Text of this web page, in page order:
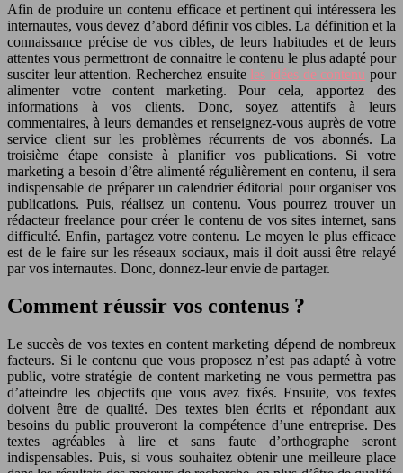
Afin de produire un contenu efficace et pertinent qui intéressera les
internautes, vous devez d’abord définir vos cibles. La définition et la
connaissance précise de vos cibles, de leurs habitudes et de leurs
attentes vous permettront de connaitre le contenu le plus adapté pour
susciter leur attention. Recherchez ensuite les idées de contenu pour
alimenter votre content marketing. Pour cela, apportez des
informations à vos clients. Donc, soyez attentifs à leurs
commentaires, à leurs demandes et renseignez-vous auprès de votre
service client sur les problèmes récurrents de vos abonnés. La
troisième étape consiste à planifier vos publications. Si votre
marketing a besoin d’être alimenté régulièrement en contenu, il sera
indispensable de préparer un calendrier éditorial pour organiser vos
publications. Puis, réalisez un contenu. Vous pourrez trouver un
rédacteur freelance pour créer le contenu de vos sites internet, sans
difficulté. Enfin, partagez votre contenu. Le moyen le plus efficace
est de le faire sur les réseaux sociaux, mais il doit aussi être relayé
par vos internautes. Donc, donnez-leur envie de partager.
Comment réussir vos contenus ?
Le succès de vos textes en content marketing dépend de nombreux
facteurs. Si le contenu que vous proposez n’est pas adapté à votre
public, votre stratégie de content marketing ne vous permettra pas
d’atteindre les objectifs que vous avez fixés. Ensuite, vos textes
doivent être de qualité. Des textes bien écrits et répondant aux
besoins du public prouveront la compétence d’une entreprise. Des
textes agréables à lire et sans faute d’orthographe seront
indispensables. Puis, si vous souhaitez obtenir une meilleure place